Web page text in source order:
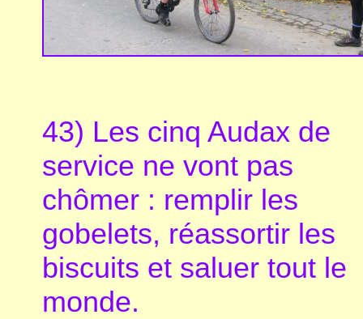
43) Les cinq Audax de
service ne vont pas
chômer : remplir les
gobelets, réassortir les
biscuits et saluer tout le
monde.